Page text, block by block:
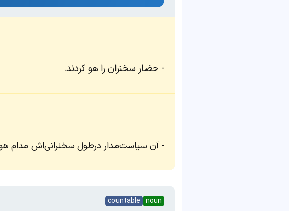
حضار سخنران را هو کردند.
آن سیاست‌مدار درطول سخنرانی‌اش مدام
noun
countable